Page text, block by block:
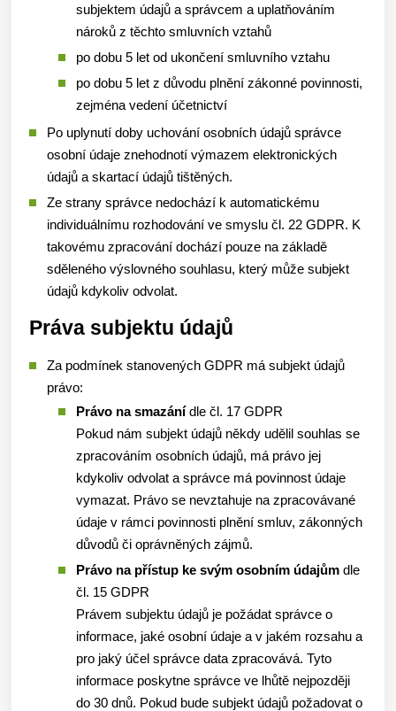
subjektem údajů a správcem a uplatňováním
nároků z těchto smluvních vztahů
po dobu 5 let od ukončení smluvního vztahu
po dobu 5 let z důvodu plnění zákonné povinnosti,
zejména vedení účetnictví
Po uplynutí doby uchování osobních údajů správce
osobní údaje znehodnotí výmazem elektronických
údajů a skartací údajů tištěných.
Ze strany správce nedochází k automatickému
individuálnímu rozhodování ve smyslu čl. 22 GDPR. K
takovému zpracování dochází pouze na základě
sděleného výslovného souhlasu, který může subjekt
údajů kdykoliv odvolat.
Práva subjektu údajů
Za podmínek stanovených GDPR má subjekt údajů
právo:
Právo na smazánídle čl. 17 GDPR
Pokud nám subjekt údajů někdy udělil souhlas se
zpracováním osobních údajů, má právo jej
kdykoliv odvolat a správce má povinnost údaje
vymazat. Právo se nevztahuje na zpracovávané
údaje v rámci povinnosti plnění smluv, zákonných
důvodů či oprávněných zájmů.
Právo na přístup ke svým osobním údajům dle
čl. 15 GDPR
Právem subjektu údajů je požádat správce o
informace, jaké osobní údaje a v jakém rozsahu a
pro jaký účel správce data zpracovává. Tyto
informace poskytne správce ve lhůtě nejpozději
do 30 dnů. Pokud bude subjekt údajů požadovat o